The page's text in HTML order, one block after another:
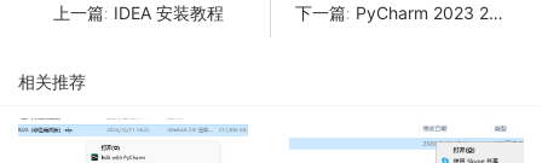
上一篇: IDEA 安装教程 下一篇: PyCharm 2023 2024 安装教程
相关推荐